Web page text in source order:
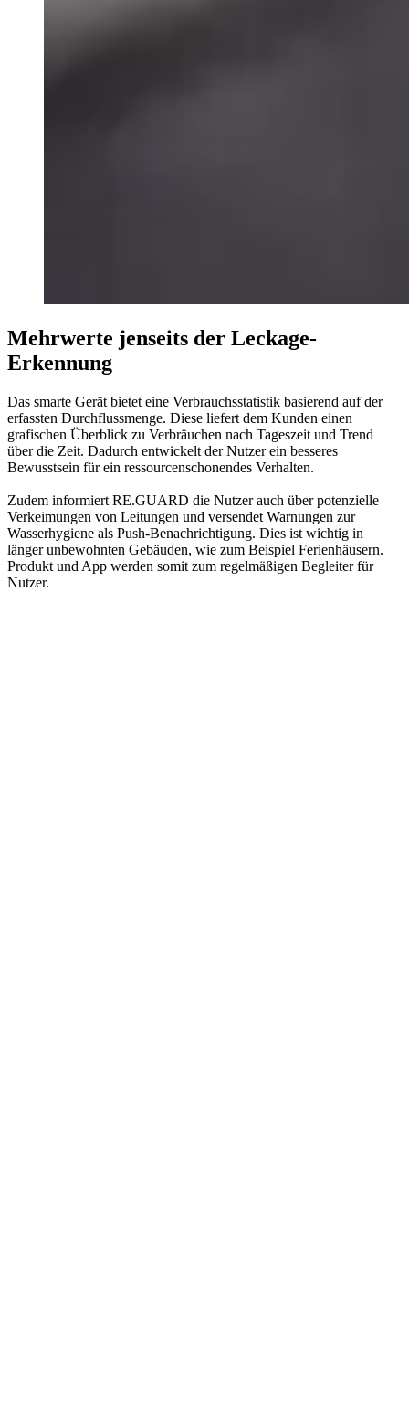
Mehrwerte jenseits der Leckage-
Erkennung
Das smarte Gerät bietet eine Verbrauchsstatistik basierend auf der
erfassten Durchflussmenge. Diese liefert dem Kunden einen
grafischen Überblick zu Verbräuchen nach Tageszeit und Trend
über die Zeit. Dadurch entwickelt der Nutzer ein besseres
Bewusstsein für ein ressourcenschonendes Verhalten.
Zudem informiert RE.GUARD die Nutzer auch über potenzielle
Verkeimungen von Leitungen und versendet Warnungen zur
Wasserhygiene als Push-Benachrichtigung. Dies ist wichtig in
länger unbewohnten Gebäuden, wie zum Beispiel Ferienhäusern.
Produkt und App werden somit zum regelmäßigen Begleiter für
Nutzer.